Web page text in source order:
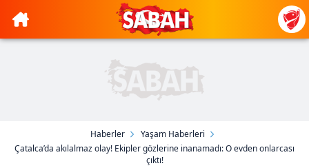
Haberler
Yaşam Haberleri
Çatalca’da akılalmaz olay! Ekipler gözlerine inanamadı: O evden onlarcası
çıktı!